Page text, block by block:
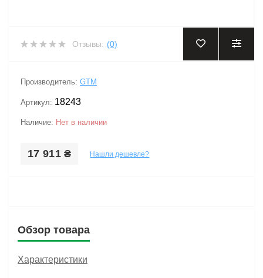
Отзывы: (0)
Производитель: GTM
Артикул: 18243
Наличие: Нет в наличии
17 911 ₴ Нашли дешевле?
Обзор товара
Характеристики